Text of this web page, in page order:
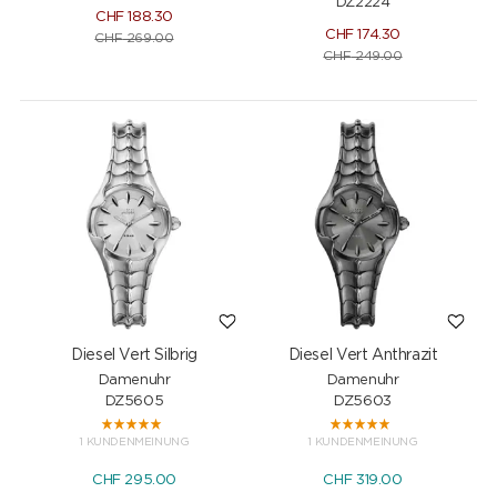
CHF188.30
CHF269.00 CHF174.30
CHF249.00
Diesel Vert Silbrig
Damenuhr
DZ5605
1 KUNDENMEINUNG
CHF295.00
Diesel Vert Anthrazit
Damenuhr
DZ5603
1 KUNDENMEINUNG
CHF319.00